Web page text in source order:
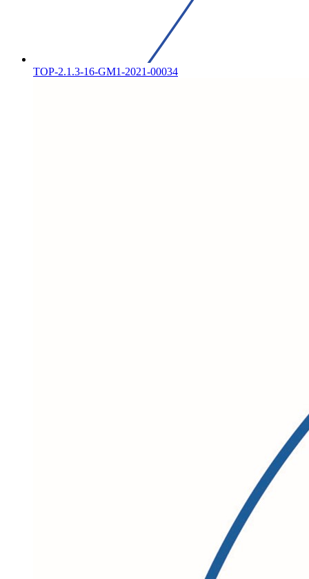
TOP-2.1.3-16-GM1-2021-00034